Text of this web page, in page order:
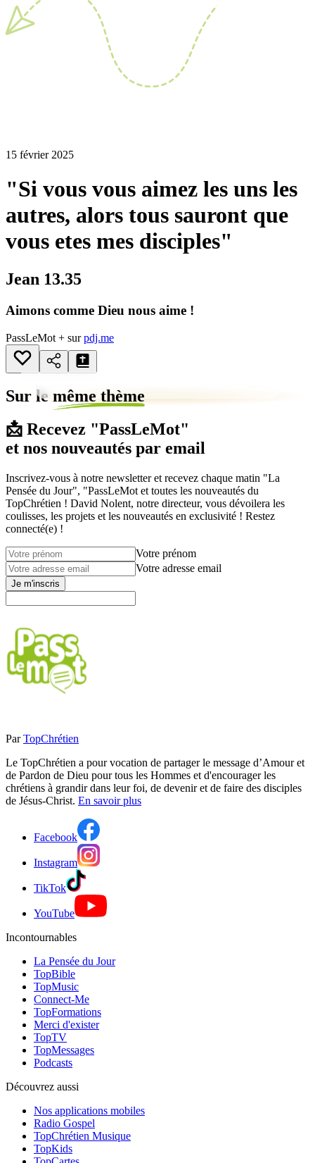
15 février 2025
"Si vous vous aimez les uns les
autres, alors tous sauront que
vous etes mes disciples"
Jean 13.35
Aimons comme Dieu nous aime !
PassLeMot + surpdj.me
Sur le même thème
📩 Recevez "PassLeMot"
et nos nouveautés par email
Inscrivez-vous à notre newsletter et recevez chaque matin "La
Pensée du Jour", "PassLeMot et toutes les nouveautés du
TopChrétien ! David Nolent, notre directeur, vous dévoilera les
coulisses, les projets et les nouveautés en exclusivité ! Restez
connecté(e) !
Votre prénom
Votre adresse email
Je m'inscris
Par TopChrétien
Le TopChrétien a pour vocation de partager le message d’Amour et
de Pardon de Dieu pour tous les Hommes et d'encourager les
chrétiens à grandir dans leur foi, de devenir et de faire des disciples
de Jésus-Christ. En savoir plus
Facebook
Instagram
TikTok
YouTube
Incontournables
La Pensée du Jour
TopBible
TopMusic
Connect-Me
TopFormations
Merci d'exister
TopTV
TopMessages
Podcasts
Découvrez aussi
Nos applications mobiles
Radio Gospel
TopChrétien Musique
TopKids